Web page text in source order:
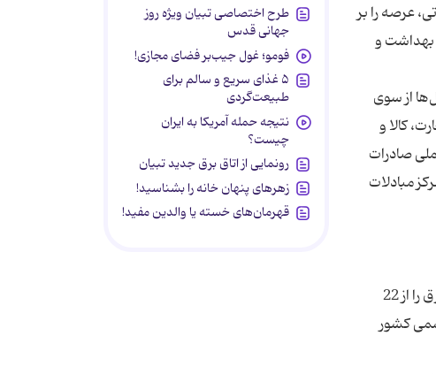
طرح اختصاصی تبیان ویژه روز
جهانی قدس
فومو؛ غول جیب‌بر فضای مجازی!
۵ غذای سریع و سالم برای
طبیعت‌گردی
نتیجه حمله آمریکا به ایران
چیست؟
رونمایی از اتاق برق جدید تبیان
زهرهای پنهان خانه را بشناسید!
قهرمان‌های خسته یا والدین مفید!